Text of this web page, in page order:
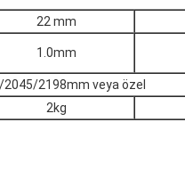
22 mm
1.0mm
2045/2198mm veya özel
2kg